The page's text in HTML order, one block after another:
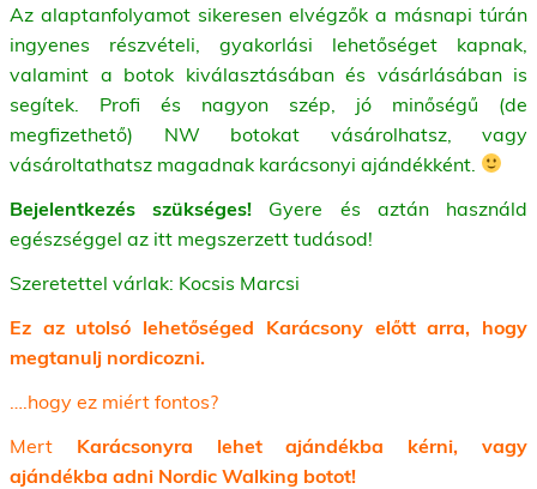
Az alaptanfolyamot sikeresen elvégzők a másnapi túrán
ingyenes részvételi, gyakorlási lehetőséget kapnak,
valamint a botok kiválasztásában és vásárlásában is
segítek. Profi és nagyon szép, jó minőségű (de
megfizethető) NW botokat vásárolhatsz, vagy
vásároltathatsz magadnak karácsonyi ajándékként.
Bejelentkezés szükséges! Gyere és aztán használd
egészséggel az itt megszerzett tudásod!
Szeretettel várlak: Kocsis Marcsi
Ez az utolsó lehetőséged Karácsony előtt arra, hogy
megtanulj nordicozni.
….hogy ez miért fontos?
Mert Karácsonyra lehet ajándékba kérni, vagy
ajándékba adni Nordic Walking botot!